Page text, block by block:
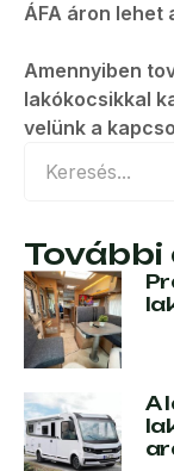
ÁFA áron lehet
Amennyiben
lakókocsikkal
velünk a
További
A